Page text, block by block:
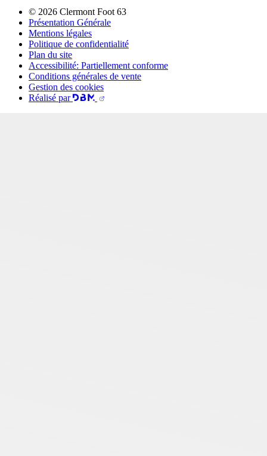
© 2026 Clermont Foot 63
Présentation Générale
Mentions légales
Politique de confidentialité
Plan du site
Accessibilité: Partiellement conforme
Conditions générales de vente
Gestion des cookies
Réalisé par